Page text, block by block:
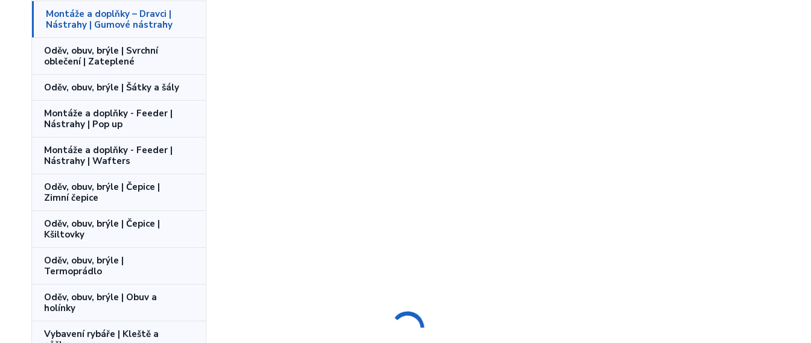
Montáže a doplňky – Dravci |
Nástrahy | Gumové nástrahy
Oděv, obuv, brýle | Svrchní
oblečení | Zateplené
Oděv, obuv, brýle | Šátky a šály
Montáže a doplňky - Feeder |
Nástrahy | Pop up
Montáže a doplňky - Feeder |
Nástrahy | Wafters
Oděv, obuv, brýle | Čepice |
Zimní čepice
Oděv, obuv, brýle | Čepice |
Kšiltovky
Oděv, obuv, brýle |
Termoprádlo
Oděv, obuv, brýle | Obuv a
holínky
Vybavení rybáře | Kleště a